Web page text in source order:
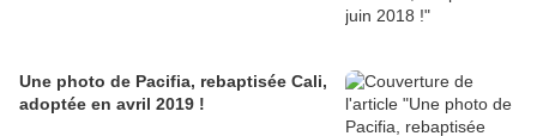
Une photo de Pacifia, rebaptisée Cali,
adoptée en avril 2019 !